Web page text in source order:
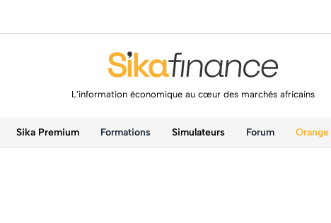
L’information économique au cœur des marchés africains
Sika Premium Formations Simulateurs Forum